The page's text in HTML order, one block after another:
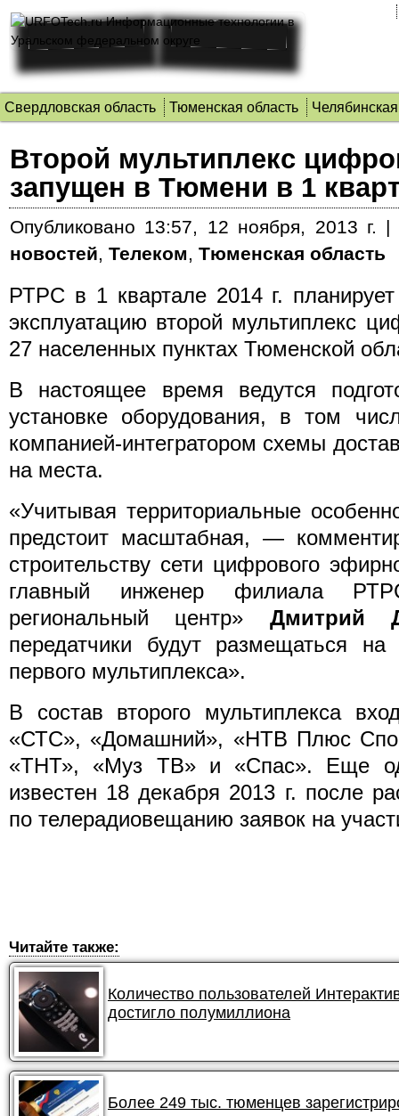
Свердловская область Тюменская область
Второй мультиплекс
запущен в Тюмени в 1
Опубликовано 13:57, 12 ноября, 2013 г. |
новостей, Телеком, Тюменская область
РТРС в 1 квартале 2014 г. планирует
эксплуатацию второй мультиплекс
27 населенных пунктах Тюменской
В настоящее время ведутся
установке оборудования, в том
компанией-интегратором схемы
на места.
«Учитывая территориальные
предстоит масштабная, —
строительству сети цифрового
главный инженер филиала
региональный центр» Дмитрий
передатчики будут размещаться на
первого мультиплекса».
В состав второго мультиплекса
«СТС», «Домашний», «НТВ Плюс
«ТНТ», «Муз ТВ» и «Спас». Еще
известен 18 декабря 2013 г. после
по телерадиовещанию заявок на
Читайте также:
Количество пользователей
достигло полумиллиона
Более 249 тыс. тюменцев